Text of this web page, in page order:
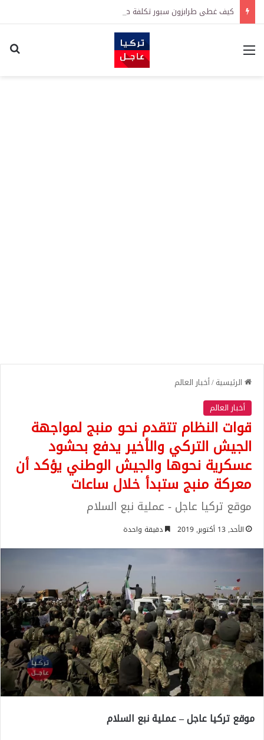
القائمة
الرئيسية/أخبار العالم
أخبار العالم
قوات النظام تتقدم نحو منبج لمواجهة
الجيش التركي والأخير يدفع بحشود
عسكرية نحوها والجيش الوطني يؤكد أن
معركة منبج ستبدأ خلال ساعات
موقع تركيا عاجل - عملية نبع السلام
الأحد, 13 أكتوبر, 2019 دقيقة واحدة
موقع تركيا عاجل – عملية نبع السلام